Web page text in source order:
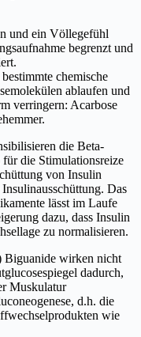
und ein Völlegefühl
begrenzt und
chemische
ablaufen und
verringern: Acarbose
die Beta-
die Stimulationsreize
von Insulin
Das
lässt im Laufe
dazu, dass Insulin
zu normalisieren.
Biguanide wirken nicht
dadurch,
Muskulatur
d.h. die
wie